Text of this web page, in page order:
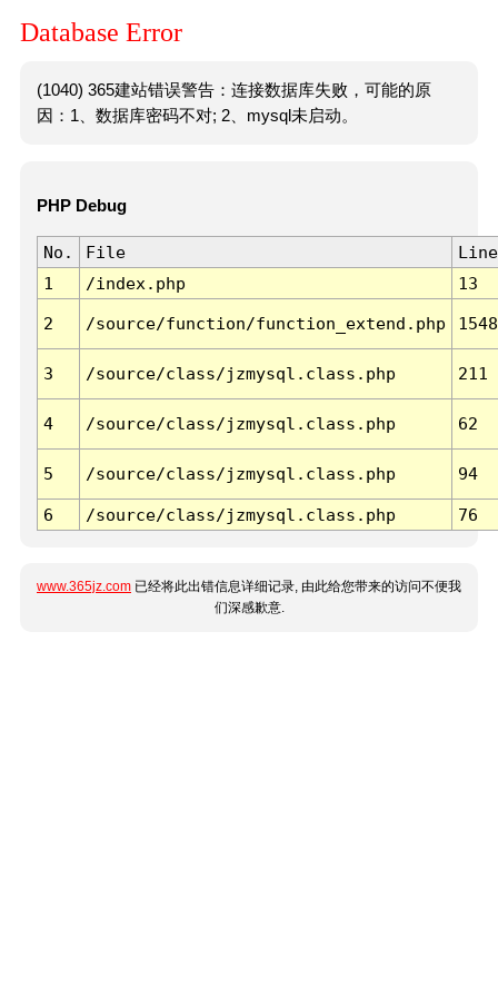
Database Error
(1040) 365建站错误警告：连接数据库失败，可能的原
因：1、数据库密码不对; 2、mysql未启动。
PHP Debug
No. File
Line
1
/index.php 13
2 /source/function/function_extend.php 1548
3 /source/class/jzmysql.class.php 211
4 /source/class/jzmysql.class.php 62
5 /source/class/jzmysql.class.php 94
6 /source/class/jzmysql.class.php 76
www.365jz.com 已经将此出错信息详细记录, 由此给您带来的访问不便我
们深感歉意.